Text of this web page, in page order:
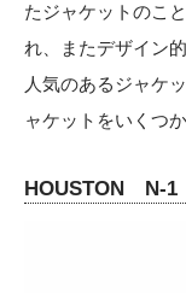
たジャケットのこ
れ、またデザイン
人気のあるジャケ
ャケットをいくつ
HOUSTON N-1